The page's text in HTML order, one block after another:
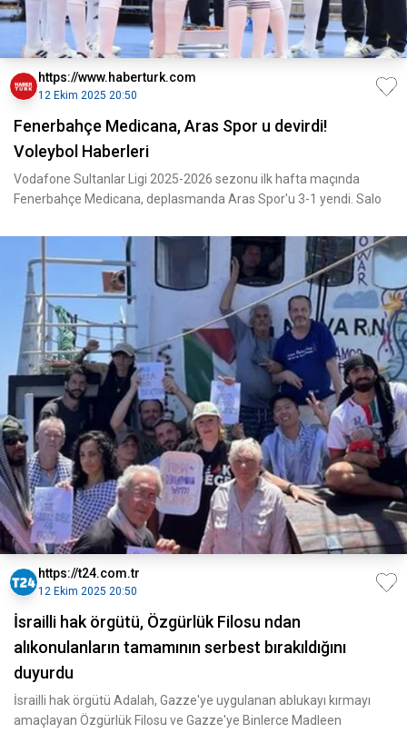
https://www.haberturk.com
12 Ekim 2025 20:50
Fenerbahçe Medicana, Aras Spor u devirdi!
Voleybol Haberleri
Vodafone Sultanlar Ligi 2025-2026 sezonu ilk hafta maçında
Fenerbahçe Medicana, deplasmanda Aras Spor'u 3-1 yendi. Salo
https://t24.com.tr
12 Ekim 2025 20:50
İsrailli hak örgütü, Özgürlük Filosu ndan
alıkonulanların tamamının serbest bırakıldığını
duyurdu
İsrailli hak örgütü Adalah, Gazze'ye uygulanan ablukayı kırmayı
amaçlayan Özgürlük Filosu ve Gazze'ye Binlerce Madleen